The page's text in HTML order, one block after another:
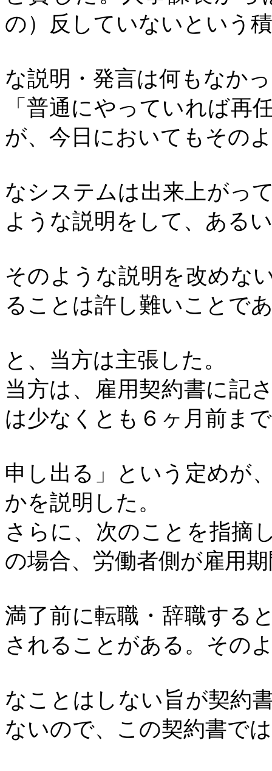
の）反していないという
な説明・発言は何もなか
「普通にやっていれば再
が、今日においてもその
なシステムは出来上がっ
ような説明をして、ある
そのような説明を改めな
ることは許し難いことで
と、当方は主張した。
当方は、雇用契約書に記
は少なくとも６ヶ月前ま
申し出る」という定めが
かを説明した。
さらに、次のことを指摘
の場合、労働者側が雇用
満了前に転職・辞職する
されることがある。その
なことはしない旨が契約
ないので、この契約書で